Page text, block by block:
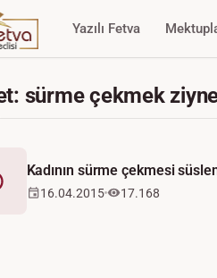
Yazılı Fetva
sürme çekmek
Kadının sürme çekmesi
16.04.2015 17.168